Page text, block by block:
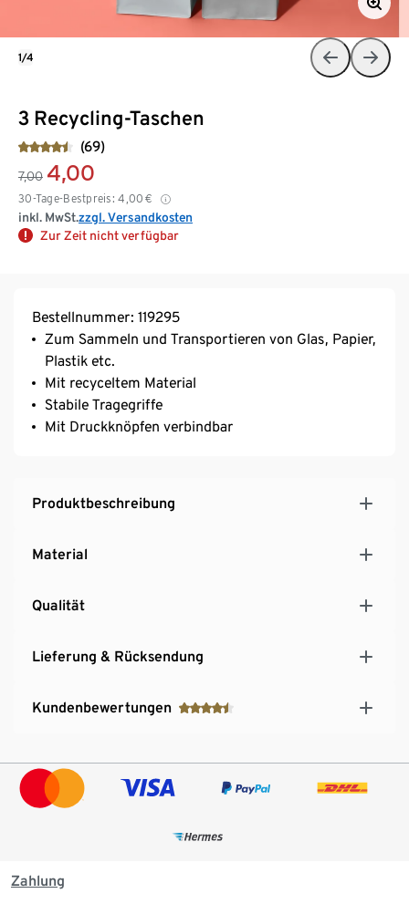
3 Recycling-Taschen
(69)
7,00 4,00
30-Tage-Bestpreis: 4,00 €
inkl. MwSt.zzgl. Versandkosten
Zur Zeit nicht verfügbar
1/4
Bestellnummer: 119295
Zum Sammeln und Transportieren von Glas, Papier,
Plastik etc.
Mit recyceltem Material
Stabile Tragegriffe
Mit Druckknöpfen verbindbar
Produktbeschreibung
Material
Qualität
Lieferung & Rücksendung
Kundenbewertungen
Zahlung